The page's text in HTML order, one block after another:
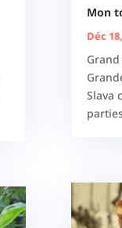
Mon
Déc
Slava